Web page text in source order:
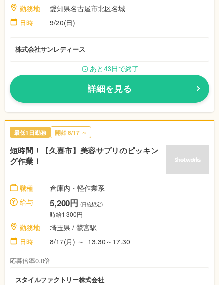
勤務地
愛知県名古屋市北区名城
日時
9/20(日)
株式会社サンレディース
あと43日で終了
詳細を見る
最低1日勤務 開始8/17 ～
短時間！【久喜市】美容サプリのピッキン
グ作業！
職種
倉庫内・軽作業系
給与
5,200円 (日給想定)
時給1,300円
勤務地 埼玉県 / 鷲宮駅
日時
8/17(月) ～ 13:30～17:30
応募倍率0.0倍
スタイルファクトリー株式会社